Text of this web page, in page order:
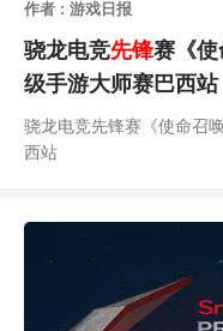
作者 : 游戏日报
骁龙电竞先锋赛《
级手游大师赛巴西站
骁龙电竞先锋赛《使命召
西站